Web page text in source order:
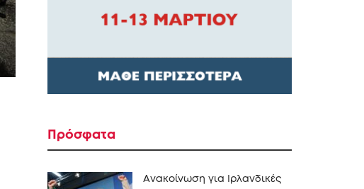
Πρόσφατα
Ανακοίνωση για Ιρλανδικές